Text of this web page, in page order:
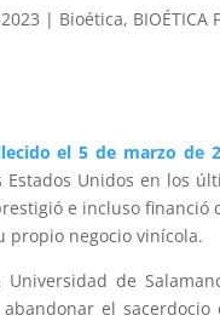
| Bioética, BIOÉTICA
el 5 de marzo de
Unidos en los
e incluso financió
propio negocio vinícola.
de
el